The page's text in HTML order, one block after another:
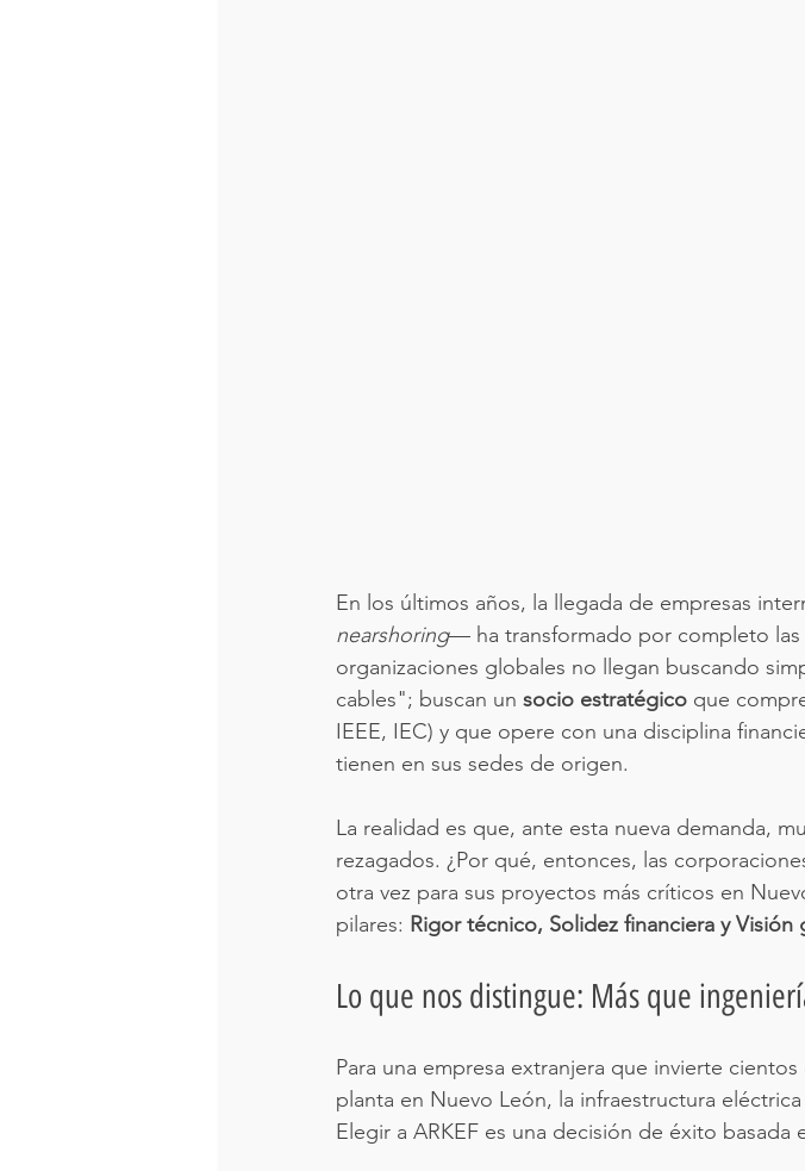
En los últimos años, la llegada de empresas
nearshoring— ha transformado por completo las
organizaciones globales no llegan buscando
cables"; buscan un socio estratégico que
IEEE, IEC) y que opere con una disciplina
tienen en sus sedes de origen.
La realidad es que, ante esta nueva demanda,
rezagados. ¿Por qué, entonces, las
otra vez para sus proyectos más críticos en
pilares: Rigor técnico, Solidez financiera y Visión
Lo que nos distingue: Más que
Para una empresa extranjera que invierte
planta en Nuevo León, la infraestructura
Elegir a ARKEF es una decisión de éxito basada